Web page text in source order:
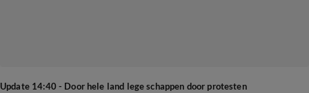
Update 14:40 - Door hele land lege schappen door protesten